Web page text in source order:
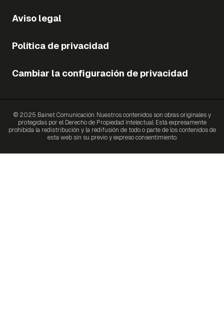
Aviso legal
Política de privacidad
Cambiar la configuración de privacidad
© 2025 Bainet Comunicación. Nuestros contenidos son obras originales y
protegidas por el Derecho de Propiedad Intelectual. Está expresamente
prohibida la redistribución y la redifusión de todo o parte de los contenidos de
esta web sin su previo y expreso consentimiento.